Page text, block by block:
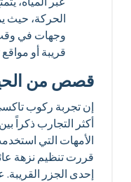
الحركة، حيث
وجهات في وقت
قريبة أو مواقع
قصص من
إن تجربة ركوب تاكسي
أكثر التجارب ذكراً
الأمهات التي
قررت تنظيم نزهة
إحدى الجزر